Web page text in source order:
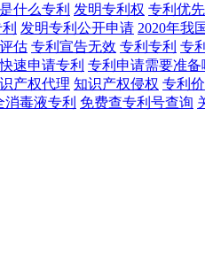
什么专利 发明专利权 专利优
发明专利公开申请 2020年我
估 专利宣告无效 专利专利 专
速申请专利 专利申请需要准备
产权代理 知识产权侵权 专利
消毒液专利 免费查专利号查询